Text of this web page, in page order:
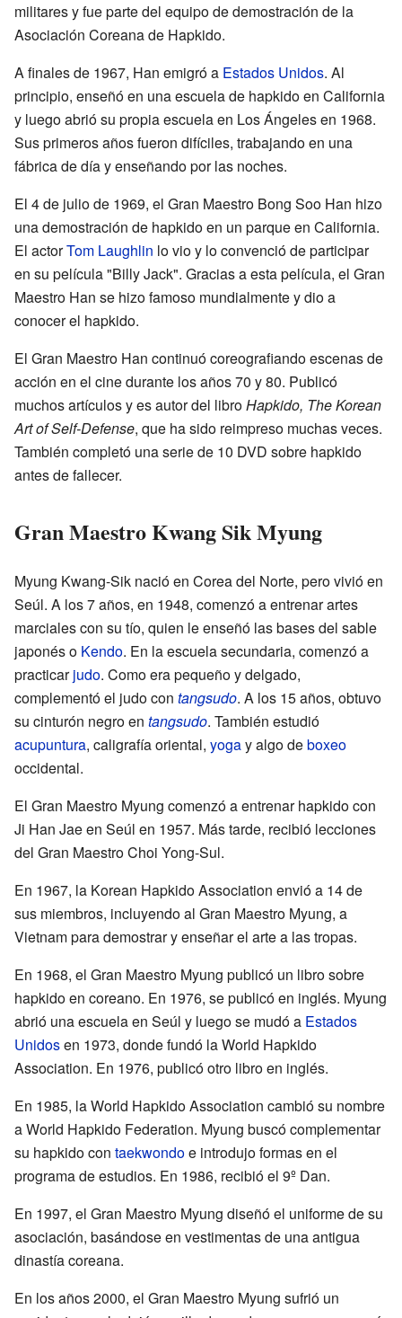
militares y fue parte del equipo de demostración de la
Asociación Coreana de Hapkido.
A finales de 1967, Han emigró a Estados Unidos. Al
principio, enseñó en una escuela de hapkido en California
y luego abrió su propia escuela en Los Ángeles en 1968.
Sus primeros años fueron difíciles, trabajando en una
fábrica de día y enseñando por las noches.
El 4 de julio de 1969, el Gran Maestro Bong Soo Han hizo
una demostración de hapkido en un parque en California.
El actorTom Laughlin lo vio y lo convenció de participar
en su película "Billy Jack". Gracias a esta película, el Gran
Maestro Han se hizo famoso mundialmente y dio a
conocer el hapkido.
El Gran Maestro Han continuó coreografiando escenas de
acción en el cine durante los años 70 y 80. Publicó
muchos artículos y es autor del libroHapkido, The Korean
Art of Self-Defense, que ha sido reimpreso muchas veces.
También completó una serie de 10 DVD sobre hapkido
antes de fallecer.
Gran Maestro Kwang Sik Myung
Myung Kwang-Sik nació en Corea del Norte, pero vivió en
Seúl. A los 7 años, en 1948, comenzó a entrenar artes
marciales con su tío, quien le enseñó las bases del sable
japonés o Kendo. En la escuela secundaria, comenzó a
practicarjudo. Como era pequeño y delgado,
complementó el judo con tangsudo. A los 15 años, obtuvo
su cinturón negro en tangsudo. También estudió
acupuntura, caligrafía oriental, yogay algo deboxeo
occidental.
El Gran Maestro Myung comenzó a entrenar hapkido con
Ji Han Jae en Seúl en 1957. Más tarde, recibió lecciones
del Gran Maestro Choi Yong-Sul.
En 1967, la Korean Hapkido Association envió a 14 de
sus miembros, incluyendo al Gran Maestro Myung, a
Vietnam para demostrar y enseñar el arte a las tropas.
En 1968, el Gran Maestro Myung publicó un libro sobre
hapkido en coreano. En 1976, se publicó en inglés. Myung
abrió una escuela en Seúl y luego se mudó a Estados
Unidosen 1973, donde fundó la World Hapkido
Association. En 1976, publicó otro libro en inglés.
En 1985, la World Hapkido Association cambió su nombre
a World Hapkido Federation. Myung buscó complementar
su hapkido con taekwondoe introdujo formas en el
programa de estudios. En 1986, recibió el 9º Dan.
En 1997, el Gran Maestro Myung diseñó el uniforme de su
asociación, basándose en vestimentas de una antigua
dinastía coreana.
En los años 2000, el Gran Maestro Myung sufrió un